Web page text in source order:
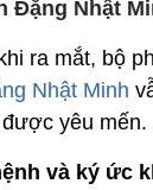
Đặng Nhật
ra mắt, bộ
Nhật Minh
yêu mến.
và ký ức